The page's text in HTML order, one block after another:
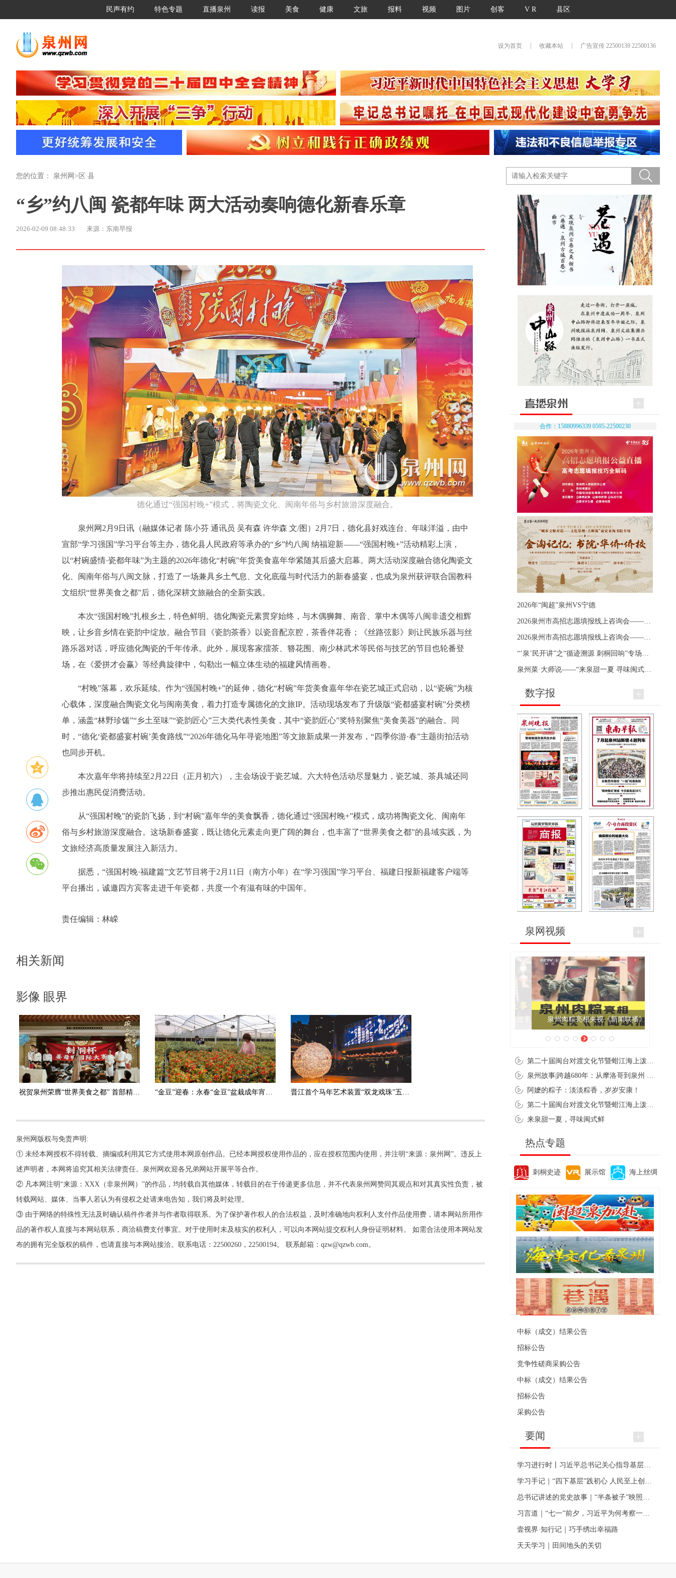
民声有约 特色专题 直播泉州 读报 美食 健康 文旅 报料 视频 图片 创客 V R 县区
设为首页 收藏本站 广告宣传 22500139 22500136
您的位置： 泉州网 > 区 县
“乡”约八闽 瓷都年味 两大活动奏响德化新春乐章
2026-02-09 08:48:33 来源：东南早报
德化通过“强国村晚+”模式，将陶瓷文化、闽南年俗与乡村旅游深度融合。
泉州网2月9日讯（融媒体记者 陈小芬 通讯员 吴有森 许华森 文/图）2月7日，德化县好戏连台、年味洋溢，由中
宣部“学习强国”学习平台等主办，德化县人民政府等承办的“乡”约八闽 纳福迎新——“强国村晚+”活动精彩上演，
以“村碗盛情·瓷都年味”为主题的2026年德化“村碗”年货美食嘉年华紧随其后盛大启幕。两大活动深度融合德化陶瓷文
化、闽南年俗与八闽文脉，打造了一场兼具乡土气息、文化底蕴与时代活力的新春盛宴，也成为泉州获评联合国教科
文组织“世界美食之都”后，德化深耕文旅融合的全新实践。
本次“强国村晚”扎根乡土，特色鲜明。德化陶瓷元素贯穿始终，与木偶狮舞、南音、掌中木偶等八闽非遗交相辉
映，让乡音乡情在瓷韵中绽放。融合节目《瓷韵茶香》以瓷音配京腔，茶香伴花香；《丝路弦影》则让民族乐器与丝
路乐器对话，呼应德化陶瓷的千年传承。此外，展现客家擂茶、簪花围、南少林武术等民俗与技艺的节目也轮番登
场，在《爱拼才会赢》等经典旋律中，勾勒出一幅立体生动的福建风情画卷。
“村晚”落幕，欢乐延续。作为“强国村晚+”的延伸，德化“村碗”年货美食嘉年华在瓷艺城正式启动，以“瓷碗”为核
心载体，深度融合陶瓷文化与闽南美食，着力打造专属德化的文旅IP。活动现场发布了升级版“瓷都盛宴村碗”分类榜
单，涵盖“林野珍馐”“乡土至味”“瓷韵匠心”三大类代表性美食，其中“瓷韵匠心”奖特别聚焦“美食美器”的融合。同
时，“德化‘瓷都盛宴村碗’美食路线”“2026年德化马年寻瓷地图”等文旅新成果一并发布，“四季你游·春”主题街拍活动
也同步开机。
本次嘉年华将持续至2月22日（正月初六），主会场设于瓷艺城。六大特色活动尽显魅力，瓷艺城、茶具城还同
步推出惠民促消费活动。
从“强国村晚”的瓷韵飞扬，到“村碗”嘉年华的美食飘香，德化通过“强国村晚+”模式，成功将陶瓷文化、闽南年
俗与乡村旅游深度融合。这场新春盛宴，既让德化元素走向更广阔的舞台，也丰富了“世界美食之都”的县域实践，为
文旅经济高质量发展注入新活力。
据悉，“强国村晚·福建篇”文艺节目将于2月11日（南方小年）在“学习强国”学习平台、福建日报新福建客户端等
平台播出，诚邀四方宾客走进千年瓷都，共度一个有滋有味的中国年。
责任编辑： 林嵘
相关新闻
影像 眼界
泉州网版权与免责声明:
① 未经本网授权不得转载、摘编或利用其它方式使用本网原创作品。已经本网授权使用作品的，应在授权范围内使用，并注明“来源：泉州网”。违反上
述声明者，本网将追究其相关法律责任。泉州网欢迎各兄弟网站开展平等合作。
② 凡本网注明“来源：XXX（非泉州网）”的作品，均转载自其他媒体，转载目的在于传递更多信息，并不代表泉州网赞同其观点和对其真实性负责，被
转载网站、媒体、当事人若认为有侵权之处请来电告知，我们将及时处理。
③ 由于网络的特殊性无法及时确认稿件作者并与作者取得联系。为了保护著作权人的合法权益，及时准确地向权利人支付作品使用费，请本网站所用作
品的著作权人直接与本网站联系，商洽稿费支付事宜。对于使用时未及核实的权利人，可以向本网站提交权利人身份证明材料。 如需合法使用本网站发
布的拥有完全版权的稿件，也请直接与本网站接洽。联系电话：22500260，22500194。 联系邮箱：qzw@qzwb.com。
合作：15880996339 0595-22500230
2026年“闽超”泉州VS宁德
数字报
泉网视频
泉州肉粽亮相央视《新闻联播》
阿嬷的粽子：淡淡粽香，岁岁安康！
来泉甜一夏，寻味闽式鲜
热点专题
刺桐史迹 展示馆 海上丝绸
便民资讯
中标（成交）结果公告
招标公告
竞争性磋商采购公告
中标（成交）结果公告
招标公告
采购公告
要闻
壹视界·知行记｜巧手绣出幸福路
天天学习｜田间地头的关切